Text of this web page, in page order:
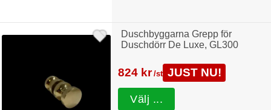
Duschbyggarna Grepp för
Duschdörr De Luxe, GL300
824 kr /st JUST NU!
Välj ...